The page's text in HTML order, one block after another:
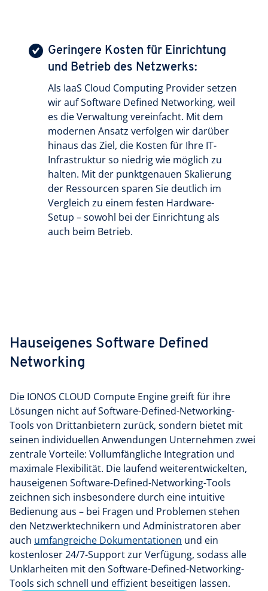
Geringere Kosten für Einrichtung
und Betrieb des Netzwerks:
Als IaaS Cloud Computing Provider setzen
wir auf Software Defined Networking, weil
es die Verwaltung vereinfacht. Mit dem
modernen Ansatz verfolgen wir darüber
hinaus das Ziel, die Kosten für Ihre IT-
Infrastruktur so niedrig wie möglich zu
halten. Mit der punktgenauen Skalierung
der Ressourcen sparen Sie deutlich im
Vergleich zu einem festen Hardware-
Setup – sowohl bei der Einrichtung als
auch beim Betrieb.
Hauseigenes Software Defined
Networking
Die IONOS CLOUD Compute Engine greift für ihre
Lösungen nicht auf Software-Defined-Networking-
Tools von Drittanbietern zurück, sondern bietet mit
seinen individuellen Anwendungen Unternehmen zwei
zentrale Vorteile: Vollumfängliche Integration und
maximale Flexibilität. Die laufend weiterentwickelten,
hauseigenen Software-Defined-Networking-Tools
zeichnen sich insbesondere durch eine intuitive
Bedienung aus – bei Fragen und Problemen stehen
den Netzwerktechnikern und Administratoren aber
auch umfangreiche Dokumentationen und ein
kostenloser 24/7-Support zur Verfügung, sodass alle
Unklarheiten mit den Software-Defined-Networking-
Tools sich schnell und effizient beseitigen lassen.